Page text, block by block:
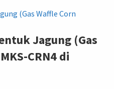
Jagung (Gas
CRN4 di